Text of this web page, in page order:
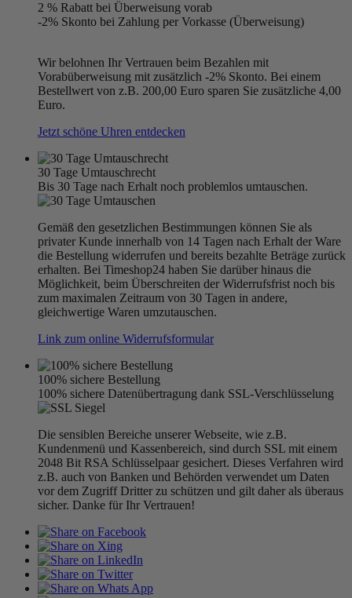
2 % Rabatt bei Überweisung vorab
-2% Skonto bei Zahlung per Vorkasse (Überweisung)
Wir belohnen Ihr Vertrauen beim Bezahlen mit
Vorabüberweisung mit zusätzlich -2% Skonto. Bei einem
Bestellwert von z.B. 200,00 Euro sparen Sie zusätzliche 4,00
Euro.
Jetzt schöne Uhren entdecken
30 Tage Umtauschrecht
Bis 30 Tage nach Erhalt noch problemlos umtauschen.
Gemäß den gesetzlichen Bestimmungen können Sie als
privater Kunde innerhalb von 14 Tagen nach Erhalt der Ware
die Bestellung widerrufen und bereits bezahlte Beträge zurück
erhalten. Bei Timeshop24 haben Sie darüber hinaus die
Möglichkeit, beim Überschreiten der Widerrufsfrist noch bis
zum maximalen Zeitraum von 30 Tagen in andere,
gleichwertige Waren umzutauschen.
Link zum online Widerrufsformular
100% sichere Bestellung
100% sichere Datenübertragung dank SSL-Verschlüsselung
Die sensiblen Bereiche unserer Webseite, wie z.B.
Kundenmenü und Kassenbereich, sind durch SSL mit einem
2048 Bit RSA Schlüsselpaar gesichert. Dieses Verfahren wird
z.B. auch von Banken und Behörden verwendet um Daten
vor dem Zugriff Dritter zu schützen und gilt daher als überaus
sicher. Danke für Ihr Vertrauen!